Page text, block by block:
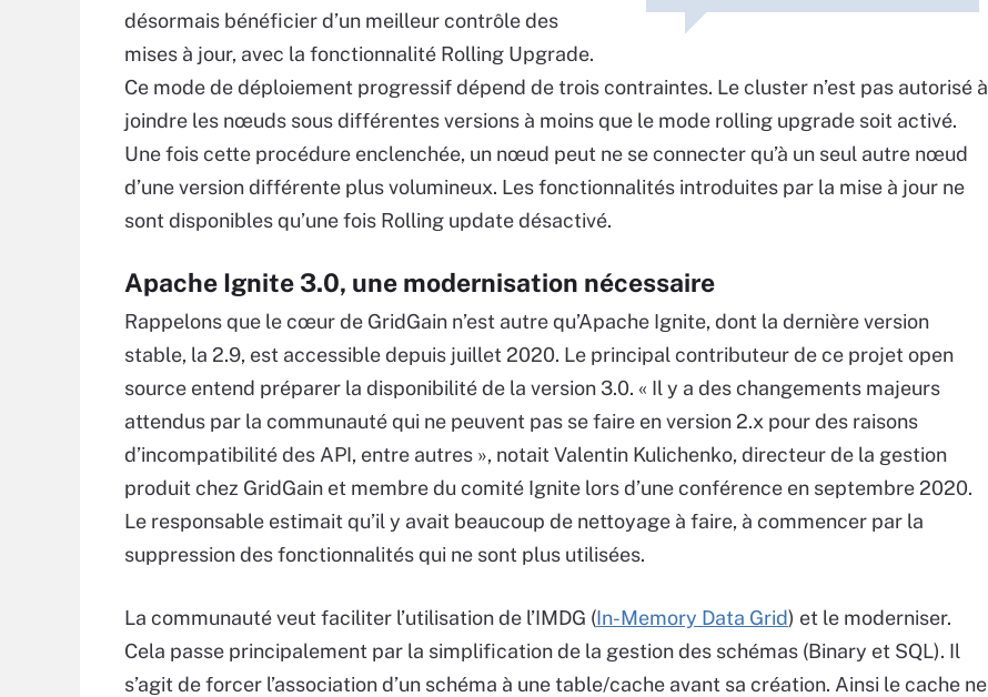
désormais bénéficier d’un meilleur contrôle des
mises à jour, avec la fonctionnalité Rolling Upgrade.
Ce mode de déploiement progressif dépend de trois contraintes. Le cluster n’est pas autorisé à
joindre les nœuds sous différentes versions à moins que le mode rolling upgrade soit activé.
Une fois cette procédure enclenchée, un nœud peut ne se connecter qu’à un seul autre nœud
d’une version différente plus volumineux. Les fonctionnalités introduites par la mise à jour ne
sont disponibles qu’une fois Rolling update désactivé.
Apache Ignite 3.0, une modernisation nécessaire
Rappelons que le cœur de GridGain n’est autre qu’Apache Ignite, dont la dernière version
stable, la 2.9, est accessible depuis juillet 2020. Le principal contributeur de ce projet open
source entend préparer la disponibilité de la version 3.0. « Il y a des changements majeurs
attendus par la communauté qui ne peuvent pas se faire en version 2.x pour des raisons
d’incompatibilité des API, entre autres », notait Valentin Kulichenko, directeur de la gestion
produit chez GridGain et membre du comité Ignite lors d’une conférence en septembre 2020.
Le responsable estimait qu’il y avait beaucoup de nettoyage à faire, à commencer par la
suppression des fonctionnalités qui ne sont plus utilisées.
La communauté veut faciliter l’utilisation de l’IMDG (In-Memory Data Grid) et le moderniser.
Cela passe principalement par la simplification de la gestion des schémas (Binary et SQL). Il
s’agit de forcer l’association d’un schéma à une table/cache avant sa création. Ainsi le cache ne